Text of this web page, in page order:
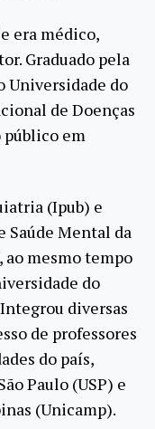
era médico,
Graduado pela
Universidade do
de Doenças
público em
(Ipub) e
Mental da
ao mesmo tempo
do
diversas
de professores
do país,
Paulo (USP) e
(Unicamp).